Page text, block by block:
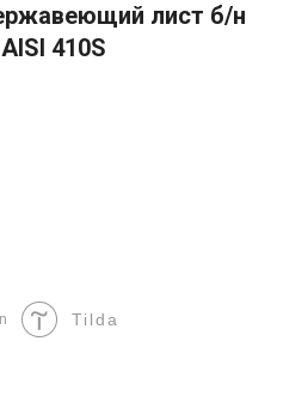
лист б/н
410S
Tilda